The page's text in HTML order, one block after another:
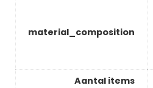
material_composition
Aantal items